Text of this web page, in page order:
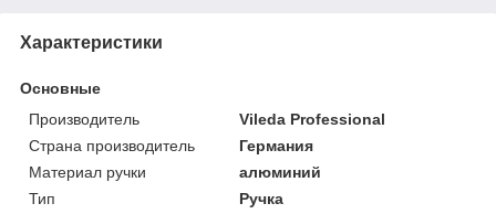
Характеристики
Основные
Производитель
Vileda Professional
Страна производитель
Германия
Материал ручки
алюминий
Тип
Ручка